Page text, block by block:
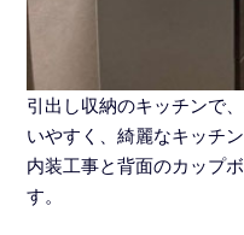
引出し収納のキッチンで
いやすく、綺麗なキッチ
内装工事と背面のカップ
す。